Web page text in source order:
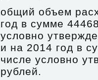
общий объем
год в сумме
условно
и на 2014 год в
числе условно
рублей.